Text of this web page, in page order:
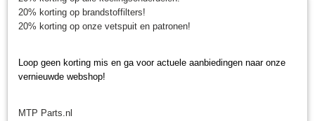
20% korting op brandstoffilters!
20% korting op onze vetspuit en patronen!
Loop geen korting mis en ga voor actuele aanbiedingen naar onze
vernieuwde webshop!
MTP Parts.nl